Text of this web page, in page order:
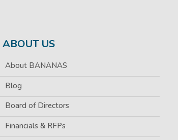
ABOUT US
About BANANAS
Blog
Board of Directors
Financials & RFPs